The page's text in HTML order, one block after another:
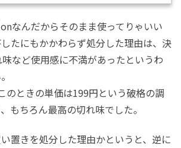
た。しかし…使用感は、マッハシンスリーと変わらない...
なんだからそのまま使ってりゃいい
たにもかかわらず処分した理由は、決
など使用感に不満があったというわ
のときの単価は199円という破格の調
もちろん最高の切れ味でした。
置きを処分した理由かというと、逆に